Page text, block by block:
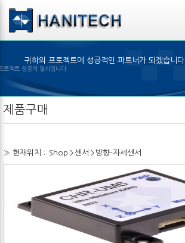
본문 바로가기
귀하의 프로젝트에 성공적인 파트너가 되겠습니다.
선택은 프로젝트 성공의 열쇠입니다.
제품구매
» 현재위치 : Shop >센서 > 방향-자세센서